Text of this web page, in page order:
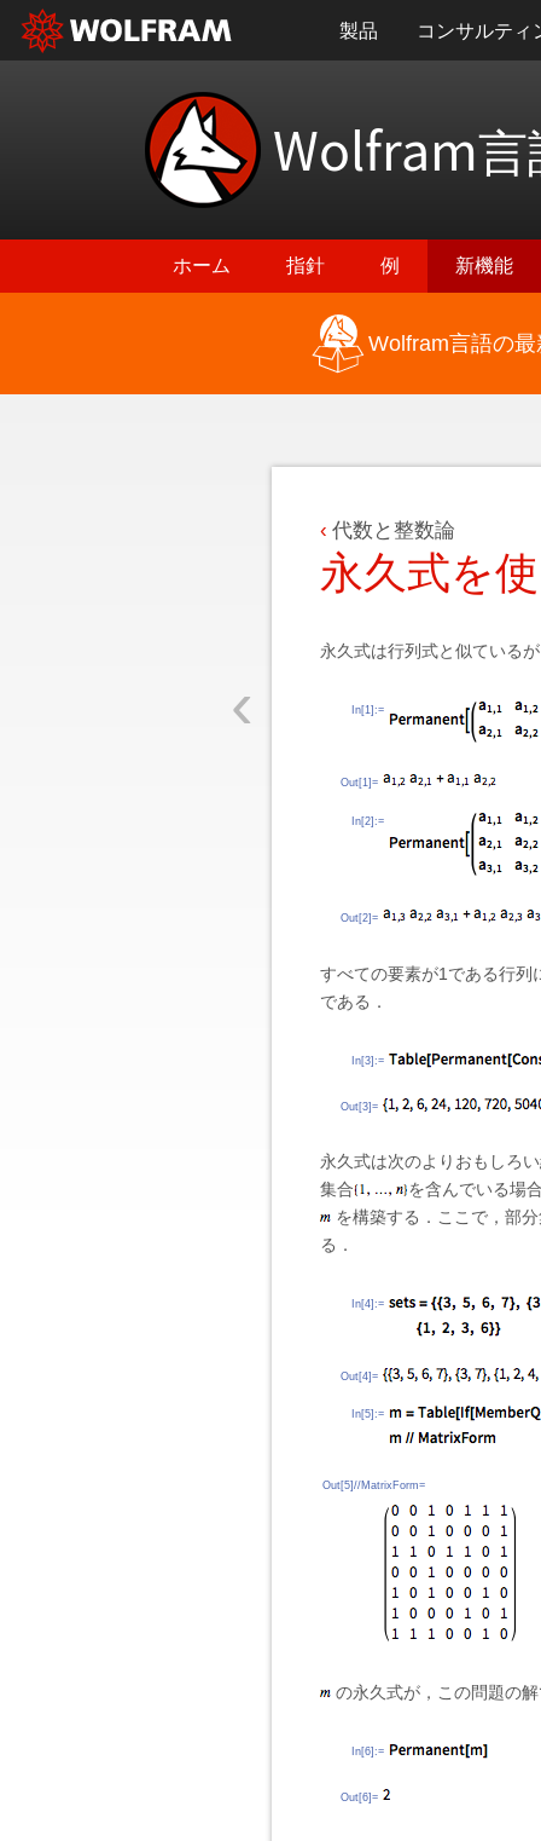
製品 コンサルティ
Wolfram言
ホーム 指針 例 新機能
Wolfram言語の
‹
代数と整数論
永久式を
永久式は行列式と似ている
In[1]:=
Out[1]=
In[2]:=
Out[2]=
すべての要素が1である行列
である．
In[3]:=
Out[3]=
永久式は次のよりおもしろ
集合
を含んでいる場
を構築する．ここで，部
る．
In[4]:=
Out[4]=
In[5]:=
Out[5]//MatrixForm=
の永久式が，この問題の
In[6]:=
Out[6]=